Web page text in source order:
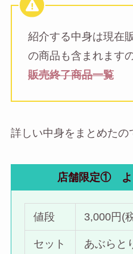
紹介する中身は現在
の商品も含まれます
販売終了商品一覧
詳しい中身をまとめたの
店舗限定① よ
値段 3,000円(
セット
あぶらと